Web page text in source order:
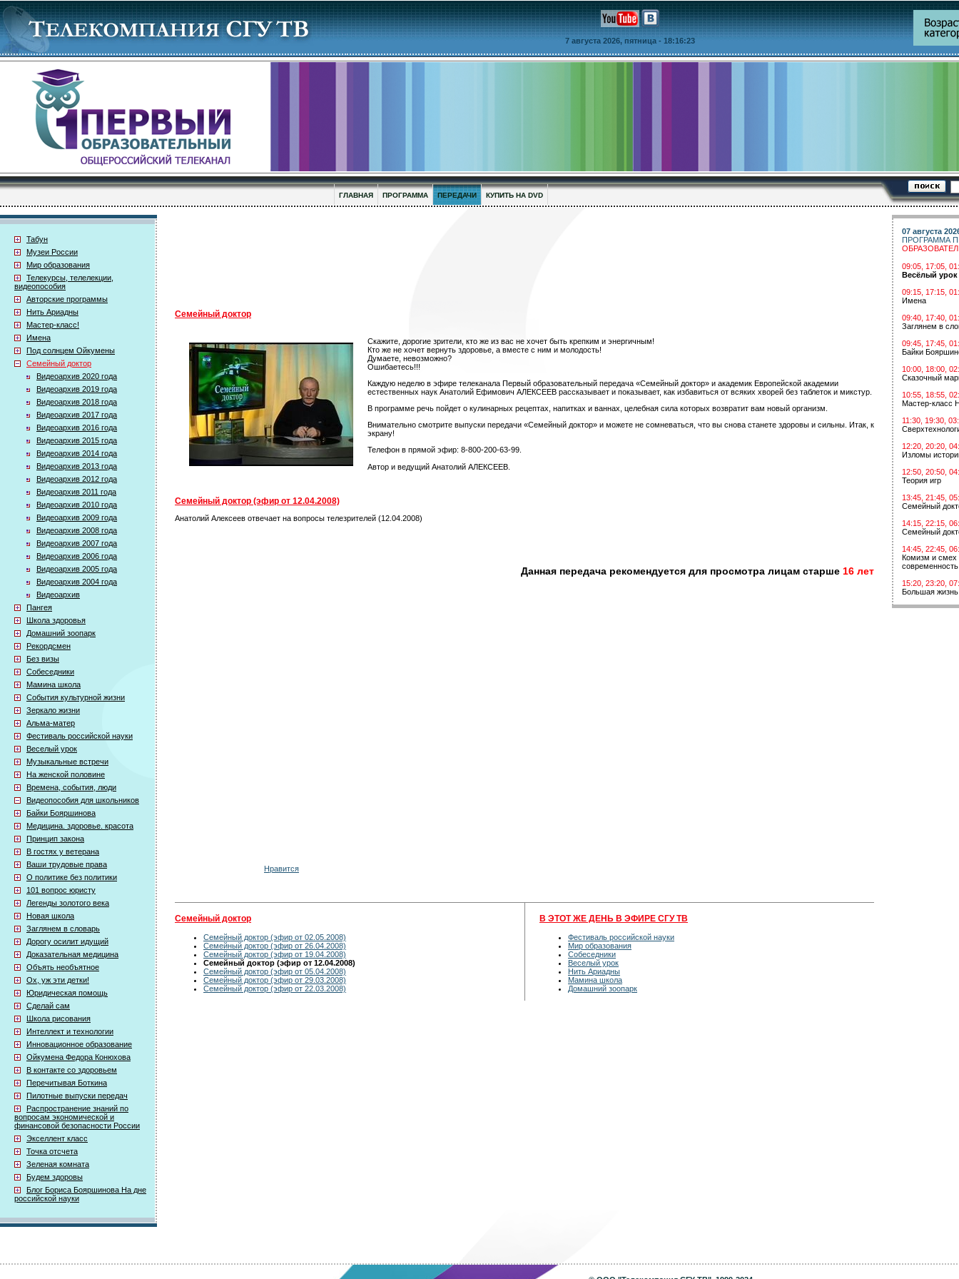
7 августа 2026, пятница - 18:16:23
ГЛАВНАЯ ПРОГРАММА ПЕРЕДАЧИ КУПИТЬ НА DVD
Табун
Музеи России
Мир образования
Телекурсы, телелекции,
видеопособия
Авторские программы
Нить Ариадны
Мастер-класс!
Имена
Под солнцем Ойкумены
Семейный доктор
Видеоархив 2020 года
Видеоархив 2019 года
Видеоархив 2018 года
Видеоархив 2017 года
Видеоархив 2016 года
Видеоархив 2015 года
Видеоархив 2014 года
Видеоархив 2013 года
Видеоархив 2012 года
Видеоархив 2011 года
Видеоархив 2010 года
Видеоархив 2009 года
Видеоархив 2008 года
Видеоархив 2007 года
Видеоархив 2006 года
Видеоархив 2005 года
Видеоархив 2004 года
Видеоархив
Пангея
Школа здоровья
Домашний зоопарк
Рекордсмен
Без визы
Собеседники
Мамина школа
События культурной жизни
Зеркало жизни
Альма-матер
Фестиваль российской науки
Веселый урок
Музыкальные встречи
На женской половине
Времена, события, люди
Видеопособия для школьников
Байки Бояршинова
Медицина. здоровье. красота
Принцип закона
В гостях у ветерана
Ваши трудовые права
О политике без политики
101 вопрос юристу
Легенды золотого века
Новая школа
Заглянем в словарь
Дорогу осилит идущий
Доказательная медицина
Объять необъятное
Ох, уж эти детки!
Юридическая помощь
Сделай сам
Школа рисования
Интеллект и технологии
Инновационное образование
Ойкумена Федора Конюхова
В контакте со здоровьем
Перечитывая Боткина
Пилотные выпуски передач
Распространение знаний по
вопросам экономической и
финансовой безопасности России
Экселлент класс
Точка отсчета
Зеленая комната
Будем здоровы
Блог Бориса Бояршинова На дне
российской науки
Семейный доктор
Скажите, дорогие зрители, кто же из вас не хочет быть крепким и энергичным!
Кто же не хочет вернуть здоровье, а вместе с ним и молодость!
Думаете, невозможно?
Ошибаетесь!!!
Каждую неделю в эфире телеканала Первый образовательный передача «Семейный доктор» и академик Европейской академии
естественных наук Анатолий Ефимович АЛЕКСЕЕВ рассказывает и показывает, как избавиться от всяких хворей без таблеток и микстур.
В программе речь пойдет о кулинарных рецептах, напитках и ваннах, целебная сила которых возвратит вам новый организм.
Внимательно смотрите выпуски передачи «Семейный доктор» и можете не сомневаться, что вы снова станете здоровы и сильны. Итак, к
экрану!
Телефон в прямой эфир: 8-800-200-63-99.
Автор и ведущий Анатолий АЛЕКСЕЕВ.
Семейный доктор (эфир от 12.04.2008)
Анатолий Алексеев отвечает на вопросы телезрителей (12.04.2008)
Данная передача рекомендуется для просмотра лицам старше 16 лет
Нравится
Семейный доктор
Семейный доктор (эфир от 02.05.2008)
Семейный доктор (эфир от 26.04.2008)
Семейный доктор (эфир от 19.04.2008)
Семейный доктор (эфир от 12.04.2008)
Семейный доктор (эфир от 05.04.2008)
Семейный доктор (эфир от 29.03.2008)
Семейный доктор (эфир от 22.03.2008)
В ЭТОТ ЖЕ ДЕНЬ В ЭФИРЕ СГУ ТВ
Фестиваль российской науки
Мир образования
Собеседники
Веселый урок
Нить Ариадны
Мамина школа
Домашний зоопарк
07 августа
ПРОГРАММА
09:05, 17:05,
Весёлый урок
09:15, 17:15,
Имена
09:40, 17:40,
Заглянем в
09:45, 17:45,
Байки
10:00, 18:00,
Сказочный
10:55, 18:55,
Мастер-класс
11:30, 19:30,
12:20, 20:20,
Изломы
12:50, 20:50,
Теория игр
13:45, 21:45,
Семейный
14:15, 22:15,
Семейный
14:45, 22:45,
Комизм и смех
современность
15:20, 23:20,
Большая жизнь